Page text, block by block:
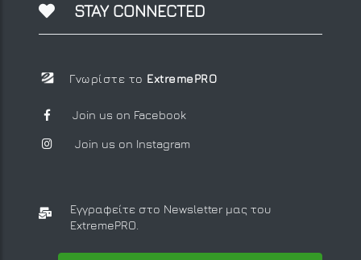
STAY CONNECTED
Γνωρίστε το ExtremePRO
Join us on Facebook
Join us on Instagram
Εγγραφείτε στο Newsletter μας του
ExtremePRO.